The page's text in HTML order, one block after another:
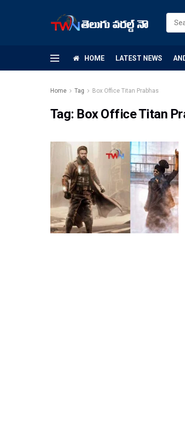
HOME LATEST NEWS
Home Tag Box Office Titan Prabhas
Tag: Box Office Titan